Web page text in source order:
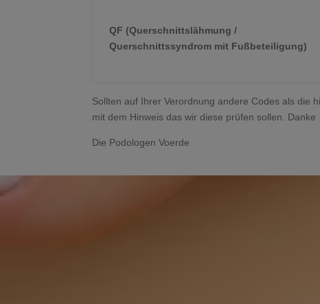
QF (Querschnittslähmung /
Querschnittssyndrom mit Fußbeteiligung)
Sollten auf Ihrer Verordnung andere Codes als die
mit dem Hinweis das wir diese prüfen sollen. Danke
Die Podologen Voerde